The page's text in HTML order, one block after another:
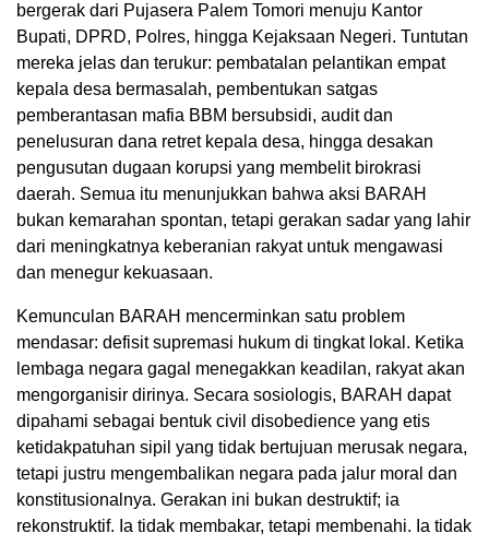
bergerak dari Pujasera Palem Tomori menuju Kantor
Bupati, DPRD, Polres, hingga Kejaksaan Negeri. Tuntutan
mereka jelas dan terukur: pembatalan pelantikan empat
kepala desa bermasalah, pembentukan satgas
pemberantasan mafia BBM bersubsidi, audit dan
penelusuran dana retret kepala desa, hingga desakan
pengusutan dugaan korupsi yang membelit birokrasi
daerah. Semua itu menunjukkan bahwa aksi BARAH
bukan kemarahan spontan, tetapi gerakan sadar yang lahir
dari meningkatnya keberanian rakyat untuk mengawasi
dan menegur kekuasaan.
Kemunculan BARAH mencerminkan satu problem
mendasar: defisit supremasi hukum di tingkat lokal. Ketika
lembaga negara gagal menegakkan keadilan, rakyat akan
mengorganisir dirinya. Secara sosiologis, BARAH dapat
dipahami sebagai bentuk civil disobedience yang etis
ketidakpatuhan sipil yang tidak bertujuan merusak negara,
tetapi justru mengembalikan negara pada jalur moral dan
konstitusionalnya. Gerakan ini bukan destruktif; ia
rekonstruktif. Ia tidak membakar, tetapi membenahi. Ia tidak